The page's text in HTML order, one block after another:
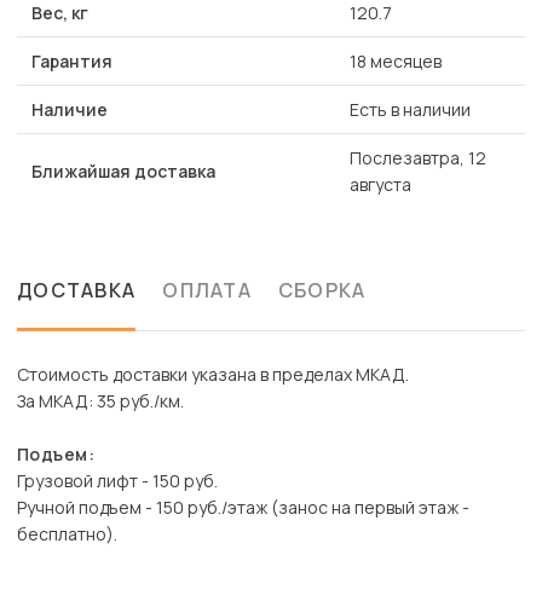
Вес, кг 120.7
Гарантия 18 месяцев
Наличие Есть в наличии
Ближайшая доставка
Послезавтра, 12
августа
ДОСТАВКА ОПЛАТА СБОРКА
Стоимость доставки указана в пределах МКАД.
За МКАД: 35 руб./км.
Подъем:
Грузовой лифт - 150 руб.
Ручной подъем - 150 руб./этаж (занос на первый этаж -
бесплатно).